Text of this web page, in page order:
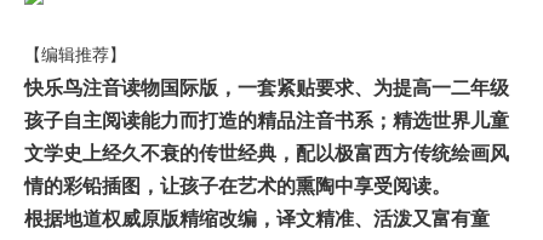
【编辑推荐】
快乐鸟注音读物国际版，一套紧贴要求、为提高一二年级
孩子自主阅读能力而打造的精品注音书系；精选世界儿童
文学史上经久不衰的传世经典，配以极富西方传统绘画风
情的彩铅插图，让孩子在艺术的熏陶中享受阅读。
根据地道权威原版精缩改编，译文精准、活泼又富有童